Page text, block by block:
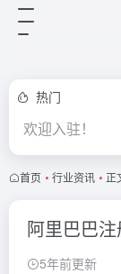
热门
欢迎入驻！
首页 • 行业资讯 • 正
阿里巴巴注
5年前更新